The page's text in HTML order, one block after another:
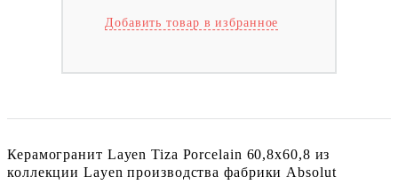
Добавить товар в избранное
Керамогранит Layen Tiza Porcelain 60,8x60,8 из
коллекции Layen производства фабрики Absolut